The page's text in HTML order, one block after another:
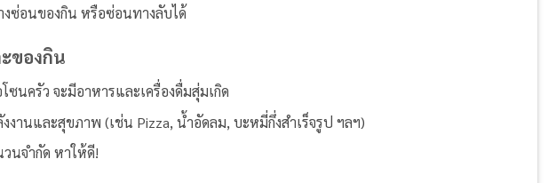
งซ่อนของกิน หรือซ่อนทางลับได้
ของกิน
ซนครัว จะมีอาหารและเครื่องดื่มสุ่มเกิด
านและสุขภาพ (เช่น Pizza, น้ำอัดลม, บะหมี่กึ่งสำเร็จรูป ฯลฯ)
นจำกัด หาให้ดี!